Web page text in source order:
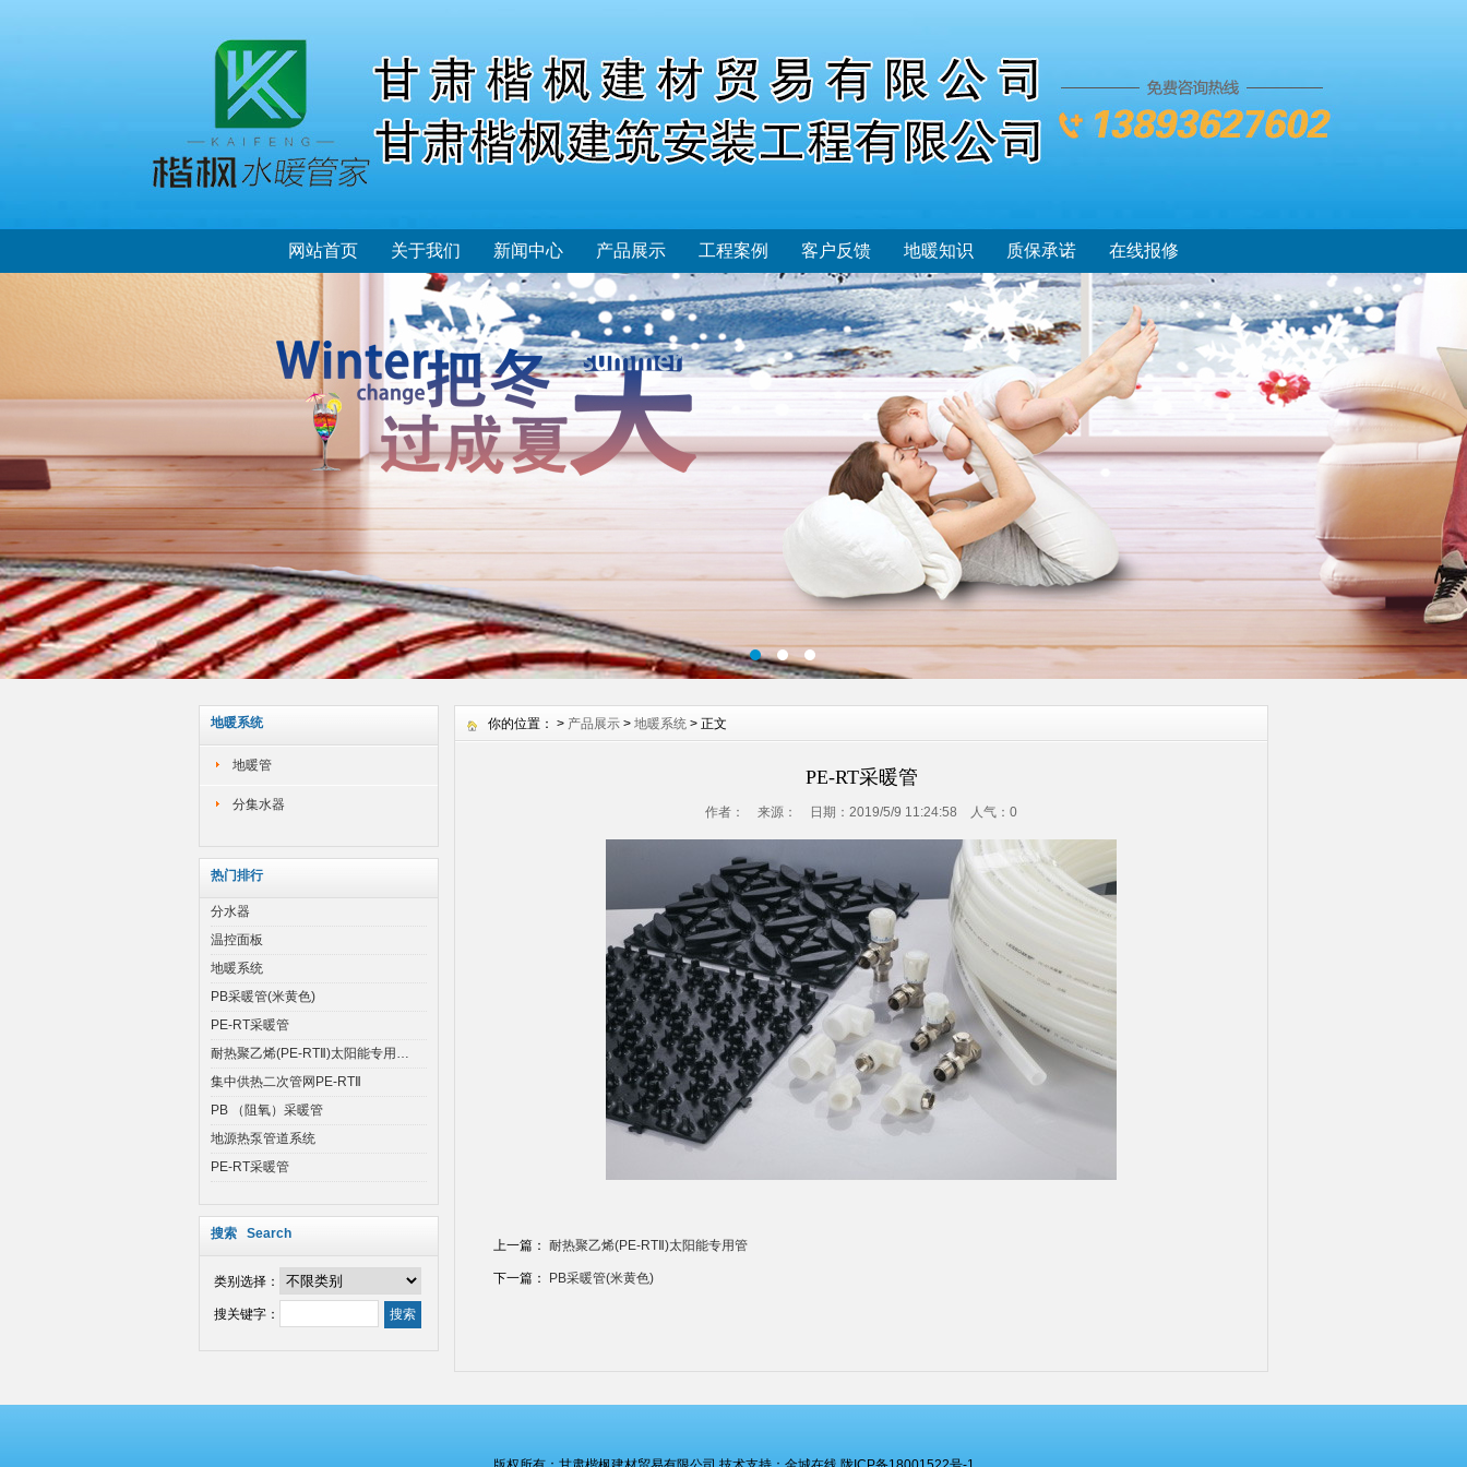
网站首页 关于我们 新闻中心 产品展示 工程案例 客户反馈 地暖知识 质保承诺 在线报修
地暖系统
地暖管
分集水器
热门排行
分水器
温控面板
地暖系统
PB采暖管(米黄色)
PE-RT采暖管
耐热聚乙烯(PE-RTⅡ)太阳能专用…
集中供热二次管网PE-RTⅡ
PB （阻氧）采暖管
地源热泵管道系统
PE-RT采暖管
搜索 Search
类别选择：
搜关键字：
你的位置： > 产品展示 > 地暖系统 > 正文
PE-RT采暖管
作者： 来源： 日期：2019/5/9 11:24:58 人气： 0
上一篇： 耐热聚乙烯(PE-RTⅡ)太阳能专用管
下一篇： PB采暖管(米黄色)